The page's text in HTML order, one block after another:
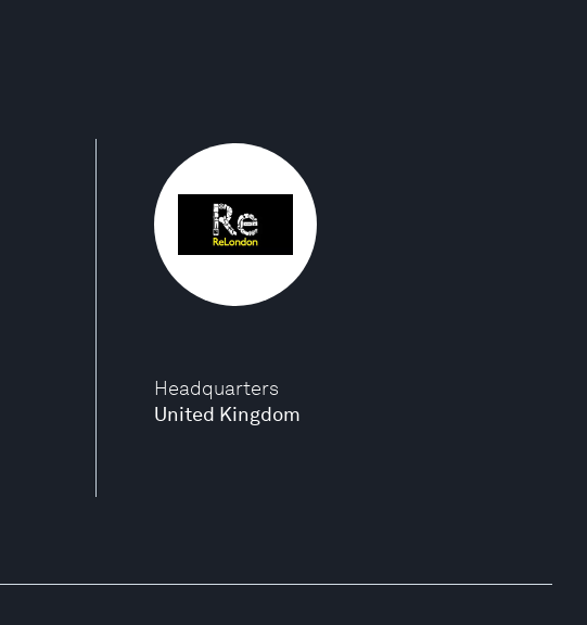
Headquarters
United Kingdom